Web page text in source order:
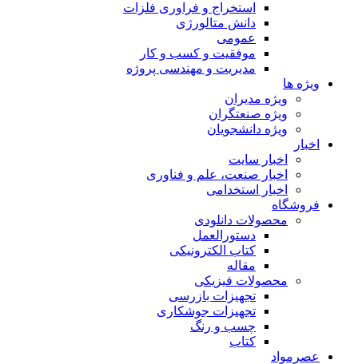
استخراج و فراوری فلزات
دانش متالورژی
عمومی
موفقیت و کسب و کار
مدیریت و مهندسی پروژه
ویژه ها
ویژه مدیران
ویژه صنعتگران
ویژه دانشجویان
اخبار
اخبار سایت
اخبار صنعت، علم و فناوری
اخبار استخدامی
فروشگاه
محصولات دانلودی
دستورالعمل
کتاب الکترونیکی
مقاله
محصولات فیزیکی
تجهیزات بازرسی
تجهیزات جوشکاری
چسب و رنگ
کتاب
عصرمواد